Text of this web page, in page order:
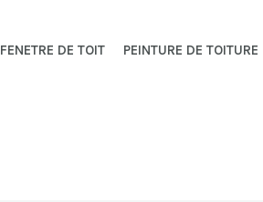
FENETRE DE TOIT PEINTURE DE TOITURE